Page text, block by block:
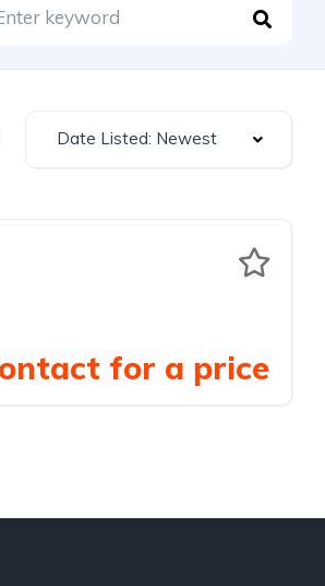
Date Listed: Newest
for a price